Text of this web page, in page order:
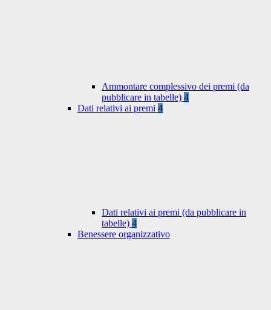
Ammontare complessivo dei premi (da
pubblicare in tabelle) 4
Dati relativi ai premi 4
Dati relativi ai premi (da pubblicare in
tabelle) 4
Benessere organizzativo